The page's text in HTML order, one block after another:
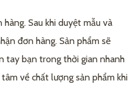
hàng. Sau khi duyệt mẫu và
đơn hàng. Sản phẩm sẽ
tay bạn trong thời gian nhanh
về chất lượng sản phẩm khi